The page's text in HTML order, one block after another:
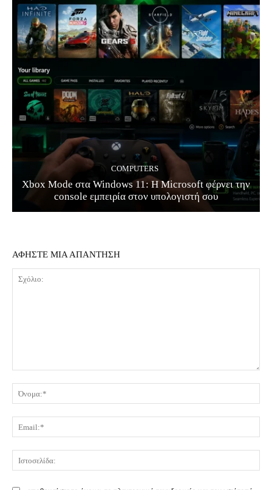
COMPUTERS
Xbox Mode στα Windows 11: Η Microsoft φέρνει την
console εμπειρία στον υπολογιστή σου
ΑΦΗΣΤΕ ΜΙΑ ΑΠΑΝΤΗΣΗ